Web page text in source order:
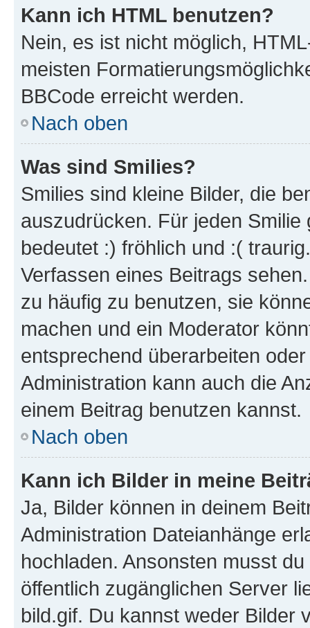
Kann ich HTML benutzen?
Nein, es ist nicht möglich,
meisten
BBCode erreicht werden.
Nach oben
Was sind Smilies?
Smilies sind kleine Bilder, die
auszudrücken. Für jeden
bedeutet :) fröhlich und :(
Verfassen eines Beitrags
zu häufig zu benutzen, sie
machen und ein Moderator
entsprechend überarbeiten
Administration kann auch die
einem Beitrag benutzen kannst.
Nach oben
Kann ich Bilder in meine
Ja, Bilder können in deinem
Administration Dateianhänge
hochladen. Ansonsten musst
öffentlich zugänglichen Server
bild.gif. Du kannst weder Bilder